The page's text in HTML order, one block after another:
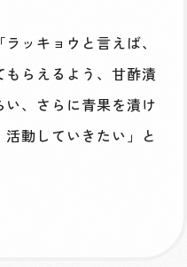
ッキョウと言えば、
もらえるよう、甘酢漬
、さらに青果を漬け
動していきたい」と